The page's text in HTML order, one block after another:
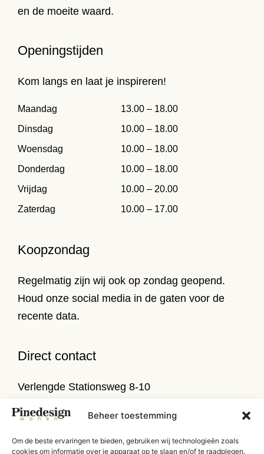
Beheer toestemming
Om de beste ervaringen te bieden, gebruiken wij technologieën zoals
cookies om informatie over je apparaat op te slaan en/of te raadplegen.
en de moeite waard.
Openingstijden
Kom langs en laat je inspireren!
Maandag
13.00 – 18.00
Dinsdag
10.00 – 18.00
Woensdag
10.00 – 18.00
Donderdag
10.00 – 18.00
Vrijdag
10.00 – 20.00
Zaterdag
10.00 – 17.00
Koopzondag
Regelmatig zijn wij ook op zondag geopend.
Houd onze social media in de gaten voor de
recente data.
Direct contact
Verlengde Stationsweg 8-10
Einfo@pinedesign.nl